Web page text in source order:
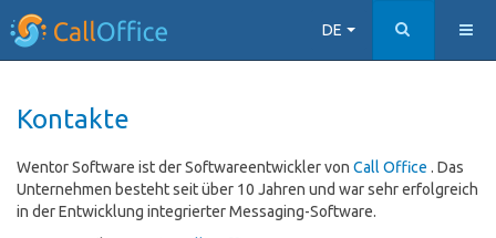
DE
Kontakte
Wentor Software ist der Softwareentwickler von Call Office . Das
Unternehmen besteht seit über 10 Jahren und war sehr erfolgreich
in der Entwicklung integrierter Messaging-Software.